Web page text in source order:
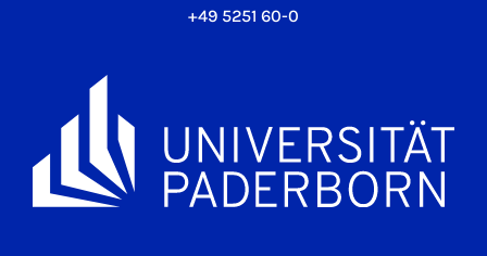
+49 5251 60-0